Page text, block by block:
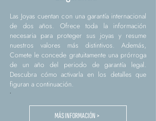
Las Joyas cuentan con una garantía internacional
de dos años. Ofrece toda la información
necesaria para proteger sus joyas y resume
nuestros valores más distintivos. Además,
Comete le concede gratuitamente una prórroga
de un año del periodo de garantía legal.
Descubra cómo activarla en los detalles que
figuran a continuación.
MÁS INFORMACIÓN >